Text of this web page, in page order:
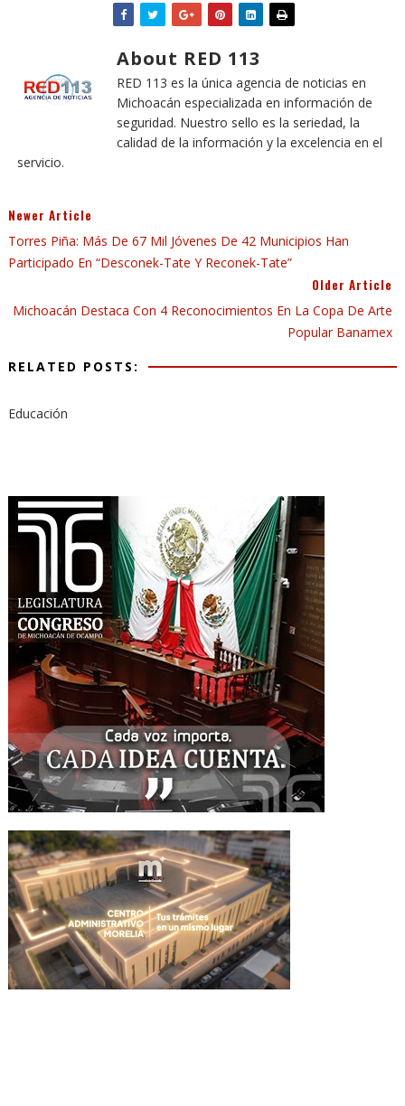
About RED 113
RED 113 es la única agencia de noticias en
Michoacán especializada en información de
seguridad. Nuestro sello es la seriedad, la
calidad de la información y la excelencia en el
servicio.
Newer Article
Torres Piña: Más De 67 Mil Jóvenes De 42 Municipios Han
Participado En “Desconek-Tate Y Reconek-Tate”
Older Article
Michoacán Destaca Con 4 Reconocimientos En La Copa De Arte
Popular Banamex
RELATED POSTS:
Educación